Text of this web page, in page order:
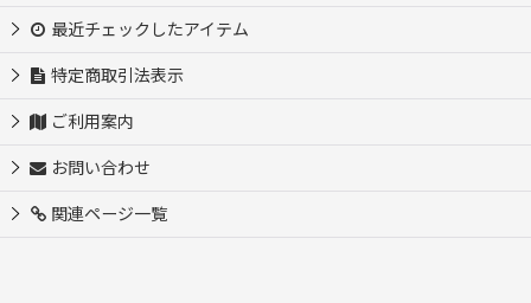
最近チェックしたアイテム
特定商取引法表示
ご利用案内
お問い合わせ
関連ページ一覧